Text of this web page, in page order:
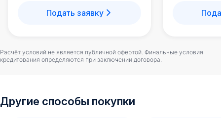
Купить квартиру в ЖК «Образцово» можно в доступных
вариантах отделки:
ремонт «под ключ».
Подать заявку
Расчёт условий не является публичной офертой. Финальные условия
кредитования определяются при заключении договора.
Другие способы покупки